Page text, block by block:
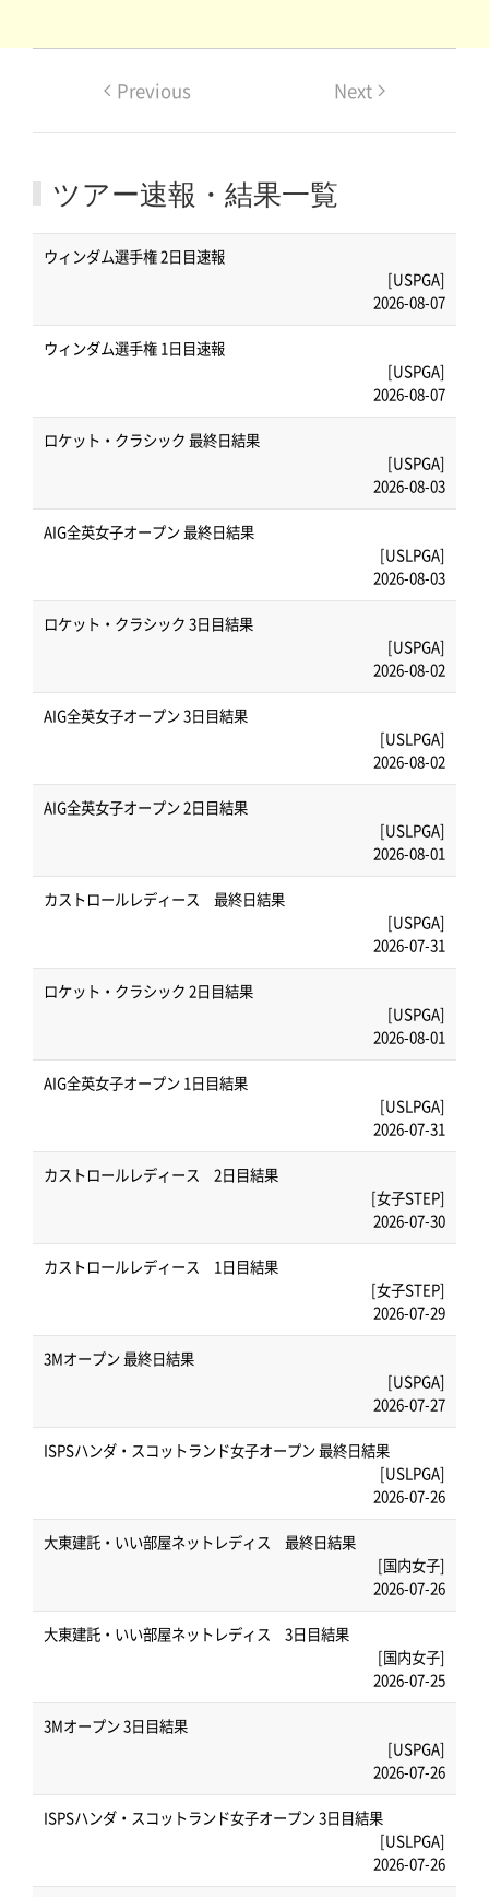
Previous Next
ツアー速報・結果一覧
ウィンダム選手権 2日目速報
[USPGA]
2026-08-07
ウィンダム選手権 1日目速報
[USPGA]
2026-08-07
ロケット・クラシック 最終日結果
[USPGA]
2026-08-03
AIG全英女子オープン 最終日結果
[USLPGA]
2026-08-03
ロケット・クラシック 3日目結果
[USPGA]
2026-08-02
AIG全英女子オープン 3日目結果
[USLPGA]
2026-08-02
AIG全英女子オープン 2日目結果
[USLPGA]
2026-08-01
カストロールレディース 最終日結果
[USPGA]
2026-07-31
ロケット・クラシック 2日目結果
[USPGA]
2026-08-01
AIG全英女子オープン 1日目結果
[USLPGA]
2026-07-31
カストロールレディース 2日目結果
[女子STEP]
2026-07-30
カストロールレディース 1日目結果
[女子STEP]
2026-07-29
3Mオープン 最終日結果
[USPGA]
2026-07-27
ISPSハンダ・スコットランド女子オープン 最終日結果
[USLPGA]
2026-07-26
大東建託・いい部屋ネットレディス 最終日結果
[国内女子]
2026-07-26
大東建託・いい部屋ネットレディス 3日目結果
[国内女子]
2026-07-25
3Mオープン 3日目結果
[USPGA]
2026-07-26
ISPSハンダ・スコットランド女子オープン 3日目結果
[USLPGA]
2026-07-26